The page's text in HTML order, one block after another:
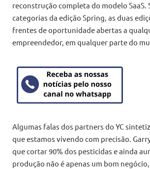
reconstrução completa do modelo SaaS.
categorias da edição Spring, as duas
frentes de oportunidade abertas a
empreendedor, em qualquer parte do
Algumas falas dos partners do YC
que estamos vivendo com precisão.
que cortar 90% dos pesticidas e ainda
produção não é apenas um bom